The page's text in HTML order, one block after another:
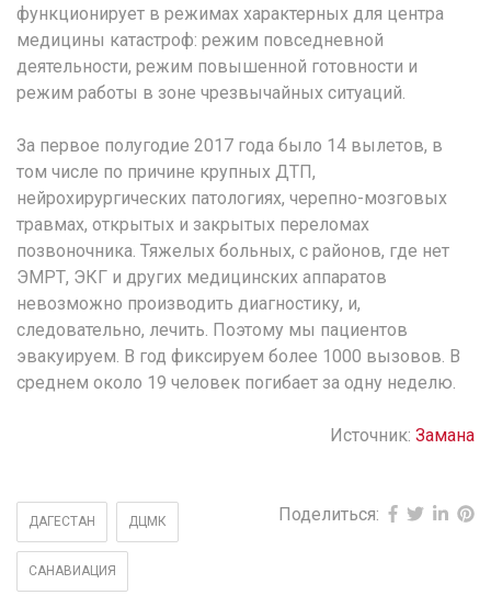
функционирует в режимах характерных для центра
медицины катастроф: режим повседневной
деятельности, режим повышенной готовности и
режим работы в зоне чрезвычайных ситуаций.
За первое полугодие 2017 года было 14 вылетов, в
том числе по причине крупных ДТП,
нейрохирургических патологиях, черепно-мозговых
травмах, открытых и закрытых переломах
позвоночника. Тяжелых больных, с районов, где нет
ЭМРТ, ЭКГ и других медицинских аппаратов
невозможно производить диагностику, и,
следовательно, лечить. Поэтому мы пациентов
эвакуируем. В год фиксируем более 1000 вызовов. В
среднем около 19 человек погибает за одну неделю.
Источник: Замана
ДАГЕСТАН ДЦМК
САНАВИАЦИЯ
Поделиться: